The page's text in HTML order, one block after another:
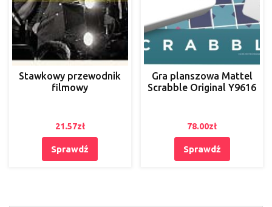
Stawkowy przewodnik
filmowy
21.57zł
Sprawdź
Gra planszowa Mattel
Scrabble Original Y9616
78.00zł
Sprawdź